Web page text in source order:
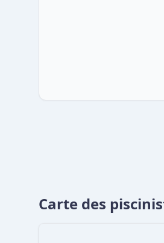
Carte des